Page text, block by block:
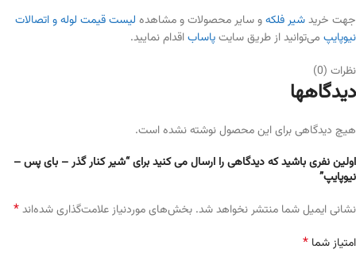
جهت خریدشیر فلکهو سایر محصولات و مشاهده لیست قیمت لوله و اتصالات
نیوپایپ می‌توانید از طریق سایتپاساباقدام نمایید.
نظرات (0)
دیدگاهها
هیچ دیدگاهی برای این محصول نوشته نشده است.
اولین نفری باشید که دیدگاهی را ارسال می کنید برای “شیر کنار گذر – بای پس –
نیوپایپ”
نشانی ایمیل شما منتشر نخواهد شد. بخش‌های موردنیاز علامت‌گذاری شده‌اند*
امتیاز شما *